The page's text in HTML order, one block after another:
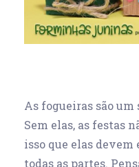
As fogueiras são
Sem elas, as festas
isso que elas devem
todas as partes.